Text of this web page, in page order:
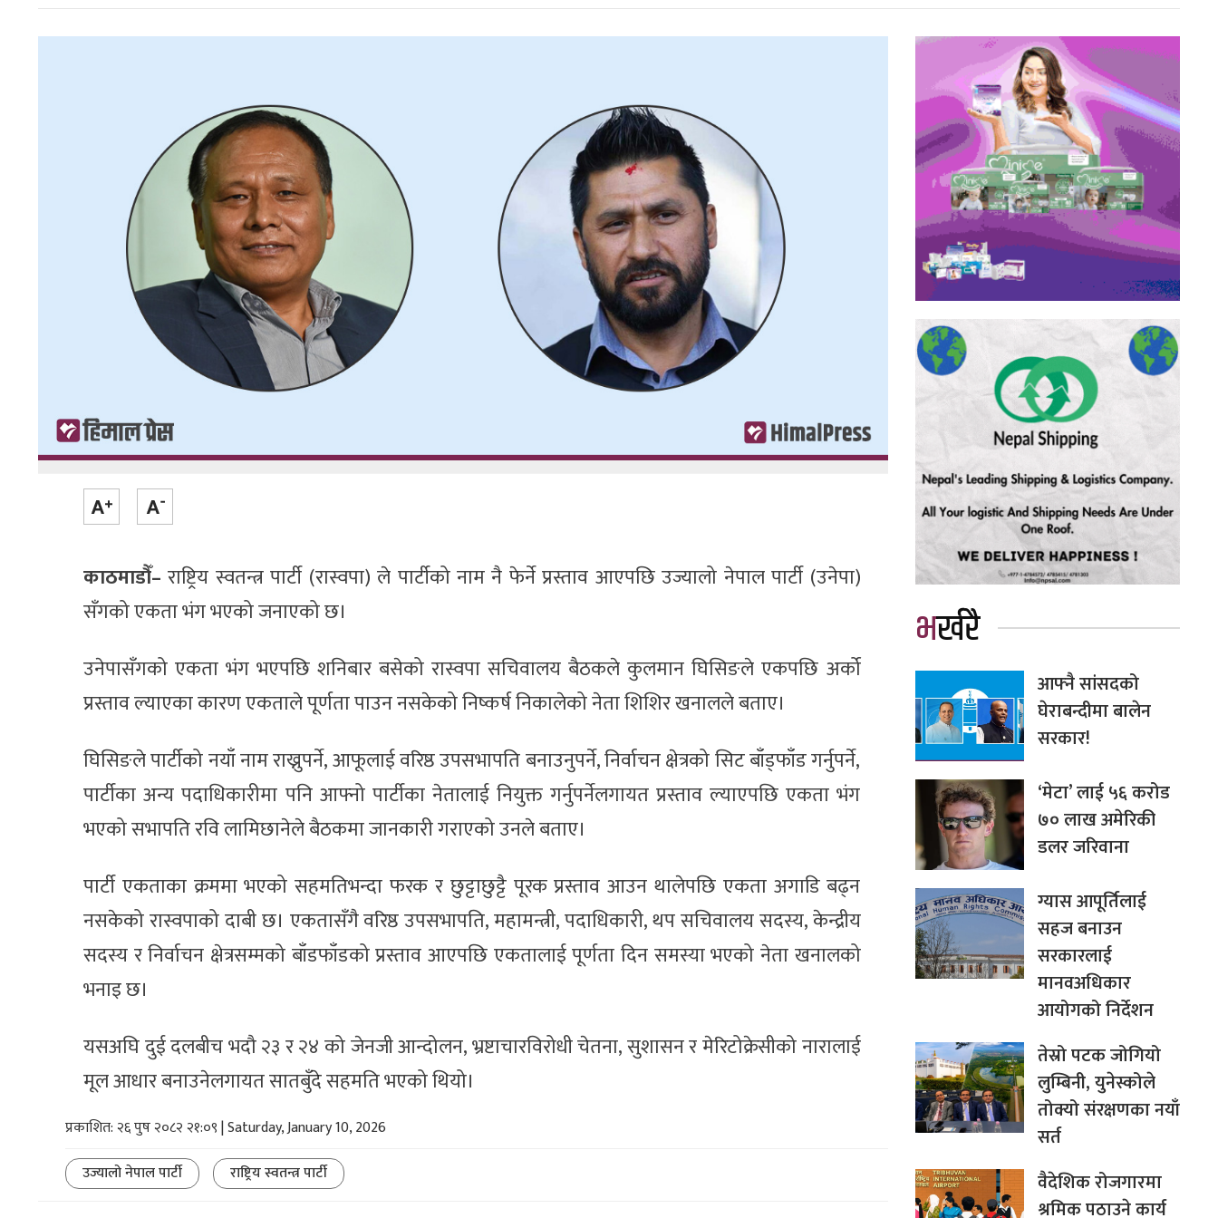
काठमाडौँ– राष्ट्रिय स्वतन्त्र पार्टी (रास्वपा) ले पार्टीको नाम नै फेर्ने प्रस्ताव आएपछि उज्यालो नेपाल पार्टी (उनेपा)
सँगको एकता भंग भएको जनाएको छ।
उनेपासँगको एकता भंग भएपछि शनिबार बसेको रास्वपा सचिवालय बैठकले कुलमान घिसिङले एकपछि अर्को
प्रस्ताव ल्याएका कारण एकताले पूर्णता पाउन नसकेको निष्कर्ष निकालेको नेता शिशिर खनालले बताए।
घिसिङले पार्टीको नयाँ नाम राख्नुपर्ने, आफूलाई वरिष्ठ उपसभापति बनाउनुपर्ने, निर्वाचन क्षेत्रको सिट बाँड्फाँड गर्नुपर्ने,
पार्टीका अन्य पदाधिकारीमा पनि आफ्नो पार्टीका नेतालाई नियुक्त गर्नुपर्नेलगायत प्रस्ताव ल्याएपछि एकता भंग
भएको सभापति रवि लामिछानेले बैठकमा जानकारी गराएको उनले बताए।
पार्टी एकताका क्रममा भएको सहमतिभन्दा फरक र छुट्टाछुट्टै पूरक प्रस्ताव आउन थालेपछि एकता अगाडि बढ्न
नसकेको रास्वपाको दाबी छ। एकतासँगै वरिष्ठ उपसभापति, महामन्त्री, पदाधिकारी, थप सचिवालय सदस्य, केन्द्रीय
सदस्य र निर्वाचन क्षेत्रसम्मको बाँडफाँडको प्रस्ताव आएपछि एकतालाई पूर्णता दिन समस्या भएको नेता खनालको
भनाइ छ।
यसअघि दुई दलबीच भदौ २३ र २४ को जेनजी आन्दोलन, भ्रष्टाचारविरोधी चेतना, सुशासन र मेरिटोक्रेसीको नारालाई
मूल आधार बनाउनेलगायत सातबुँदे सहमति भएको थियो।
प्रकाशित: २६ पुष २०८२ २१:०९ | Saturday, January 10, 2026
उज्यालो नेपाल पार्टी
राष्ट्रिय स्वतन्त्र पार्टी
भर्खरै
आफ्नै सांसदको
घेराबन्दीमा बालेन
सरकार!
‘मेटा’ लाई ५६ करोड
७० लाख अमेरिकी
डलर जरिवाना
ग्यास आपूर्तिलाई
सहज बनाउन
सरकारलाई
मानवअधिकार
आयोगको निर्देशन
तेस्रो पटक जोगियो
लुम्बिनी, युनेस्कोले
तोक्यो संरक्षणका नयाँ
सर्त
वैदेशिक रोजगारमा
श्रमिक पठाउने कार्य